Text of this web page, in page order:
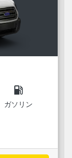
local_gas_station
ガソリン